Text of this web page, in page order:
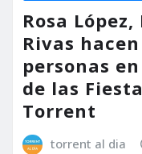
Rosa
Rivas
personas
de las
Torrent
torrent al dia